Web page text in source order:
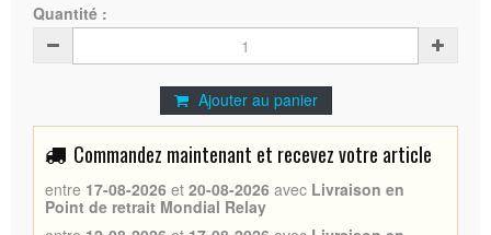
Quantité :
Ajouter au panier
Commandez maintenant et recevez votre article
entre 17-08-2026 et 20-08-2026 avec Livraison en
Point de retrait Mondial Relay